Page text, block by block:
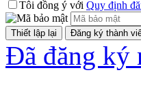
Tôi đồng ý với Quy định
Đã đăng ký